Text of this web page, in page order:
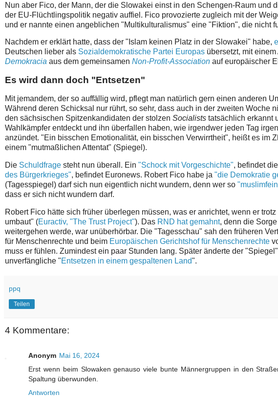
Nun aber Fico, der Mann, der die Slowakei einst in den Schengen-Raum und
der EU-Flüchtlingspolitik negativ auffiel. Fico provozierte zugleich mit der
und er nannte einen angeblichen "Multikulturalismus" eine "Fiktion", die nicht
Nachdem er erklärt hatte, dass der "Islam keinen Platz in der Slowakei" habe,
Deutschen lieber als Sozialdemokratische Partei Europas übersetzt, mit
Demokracia ⁠ aus dem gemeinsamen Non-Profit-Association auf europäischer
Es wird dann doch "Entsetzen"
Mit jemandem, der so auffällig wird, pflegt man natürlich gern einen anderen
Während deren Schicksal nur rührt, so sehr, dass auch in der zweiten Woche
den sächsischen Spitzenkandidaten der stolzen Socialists tatsächlich erkannt
Wahlkämpfer entdeckt und ihn überfallen haben, wie irgendwer jeden Tag
anzündet. "Ein bisschen Emotionalität, ein bisschen Verwirrtheit", heißt es im
einem "mutmaßlichen Attentat" (Spiegel).
Die Schuldfrage steht nun überall. Ein "Schock mit Vorgeschichte", befindet
des Bürgerkrieges", befindet Euronews. Robert Fico habe ja "die Demokratie
(Tagesspiegel) darf sich nun eigentlich nicht wundern, denn wer so
dass er sich nicht wundern darf.
Robert Fico hätte sich früher überlegen müssen, was er anrichtet, wenn er
umbaut" (Euractiv, "The Trust Project"). Das RND hat gemahnt, denn die
weitergehen werde, war unüberhörbar. Die "Tagesschau" sah den früheren
für Menschenrechte und beim Europäischen Gerichtshof für Menschenrechte
muss er fühlen. Zumindest ein paar Stunden lang. Später änderte der
unverfängliche "Entsetzen in einem gespaltenen Land".
ppq
Teilen
4 Kommentare:
Anonym Mai 16, 2024
Erst wenn beim Slowaken genauso viele bunte Männergruppen in den
Spaltung überwunden.
Antworten